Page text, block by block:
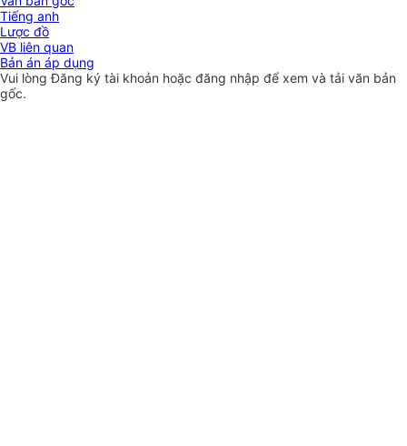
Tiếng anh
Lược đồ
VB liên quan
Bản án áp dụng
Vui lòngĐăng ký tài khoản hoặc đăng nhập để xem và tải văn bản
gốc.